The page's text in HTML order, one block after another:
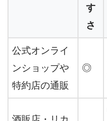
す
さ
公式オンライ
ンショップや
特約店の通販
◎